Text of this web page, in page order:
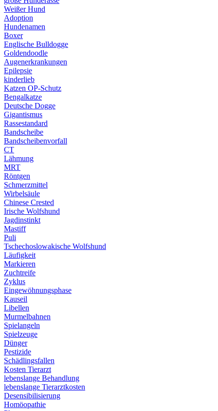
Weißer Hund
Adoption
Hundenamen
Boxer
Englische Bulldogge
Goldendoodle
Augenerkrankungen
Epilepsie
kinderlieb
Katzen OP-Schutz
Bengalkatze
Deutsche Dogge
Gigantismus
Rassestandard
Bandscheibe
Bandscheibenvorfall
CT
Lähmung
MRT
Röntgen
Schmerzmittel
Wirbelsäule
Chinese Crested
Irische Wolfshund
Jagdinstinkt
Mastiff
Puli
Tschechoslowakische Wolfshund
Läufigkeit
Markieren
Zuchtreife
Zyklus
Eingewöhnungsphase
Kauseil
Libellen
Murmelbahnen
Spielangeln
Spielzeuge
Dünger
Pestizide
Schädlingsfallen
Kosten Tierarzt
lebenslange Behandlung
lebenslange Tierarztkosten
Desensibilisierung
Homöopathie